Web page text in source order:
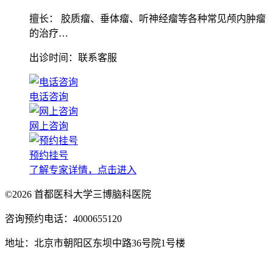
擅长：
胶质瘤、垂体瘤、听神经瘤等各种常见颅内肿瘤
的治疗…
出诊时间：联系客服
电话咨询
网上咨询
预约挂号
了解专家详情，点击进入
©2026 首都医科大学三博脑科医院
咨询预约电话：4000655120
地址：北京市朝阳区东坝中路36号院1号楼